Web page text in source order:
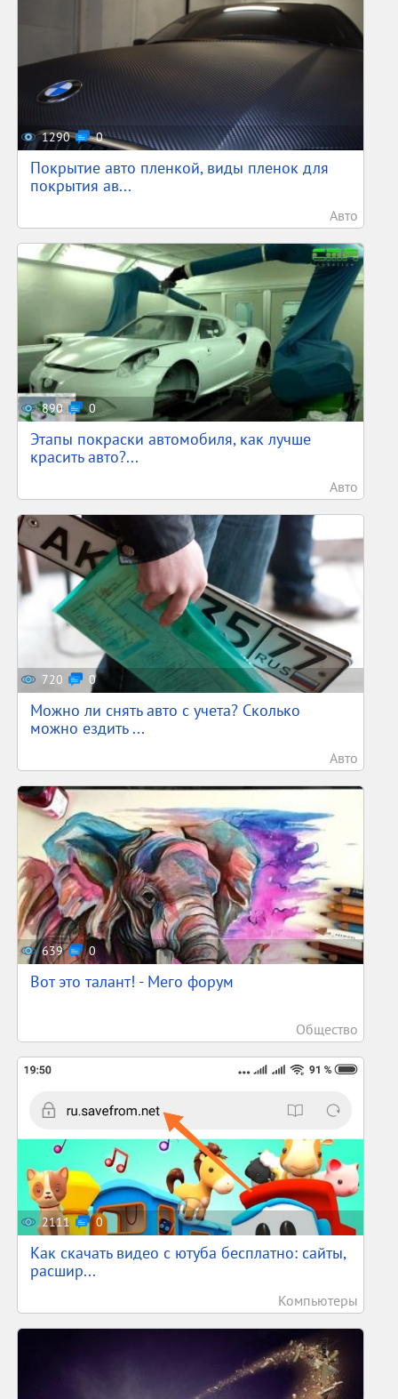
1290 0
Покрытие авто пленкой, виды пленок для
покрытия ав...
Авто
890 0
Этапы покраски автомобиля, как лучше
красить авто?...
Авто
720 0
Можно ли снять авто с учета? Сколько
можно ездить ...
Авто
639 0
Вот это талант! - Мего форум
Общество
2111 0
Как скачать видео с ютуба бесплатно: сайты,
расшир...
Компьютеры